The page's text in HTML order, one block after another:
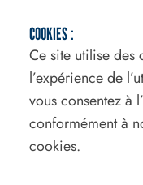
COOKIES :
Ce site utilise
l’expérience de
vous consentez à
conformément à
cookies.